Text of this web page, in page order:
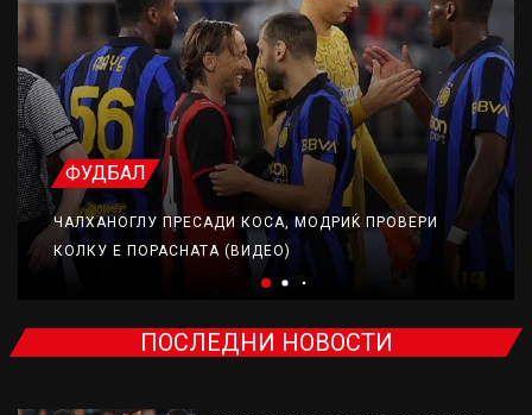
ФУДБАЛ
ЧАЛХАНОГЛУ ПРЕСАДИ КОСА, МОДРИЌ ПРОВЕРИ
КОЛКУ Е ПОРАСНАТА (ВИДЕО)
ПОСЛЕДНИ НОВОСТИ